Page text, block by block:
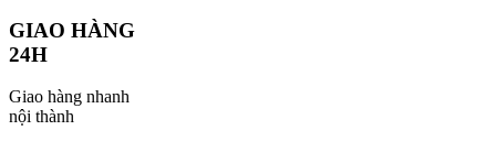
GIAO HÀNG
24H
Giao hàng nhanh
nội thành